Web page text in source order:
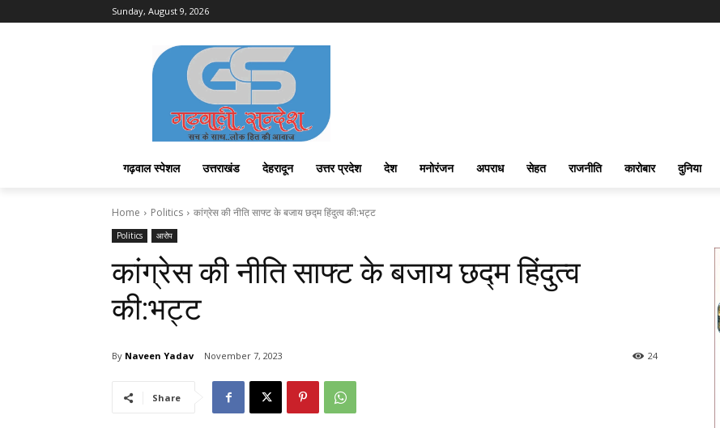
Sunday, August 9, 2026
गढ़वाल स्पेशल उत्तराखंड देहरादून उत्तर प्रदेश देश मनोरंजन अपराध सेहत राजनीति कारोबार दुनिया
Home Politics कांग्रेस की नीति साफ्ट के बजाय छद्म हिंदुत्व की:भट्ट
Politics आरोप
कांग्रेस की नीति साफ्ट के बजाय छद्म हिंदुत्व
की:भट्ट
By Naveen Yadav November 7, 2023 24
Share